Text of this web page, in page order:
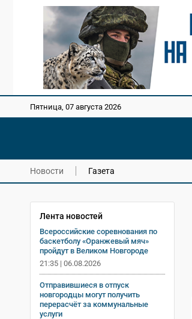
Пятница, 07 августа 2026
Новости Газета
Лента новостей
Всероссийские соревнования по
баскетболу «Оранжевый мяч»
пройдут в Великом Новгороде
21:35 | 06.08.2026
Отправившиеся в отпуск
новгородцы могут получить
перерасчёт за коммунальные
услуги